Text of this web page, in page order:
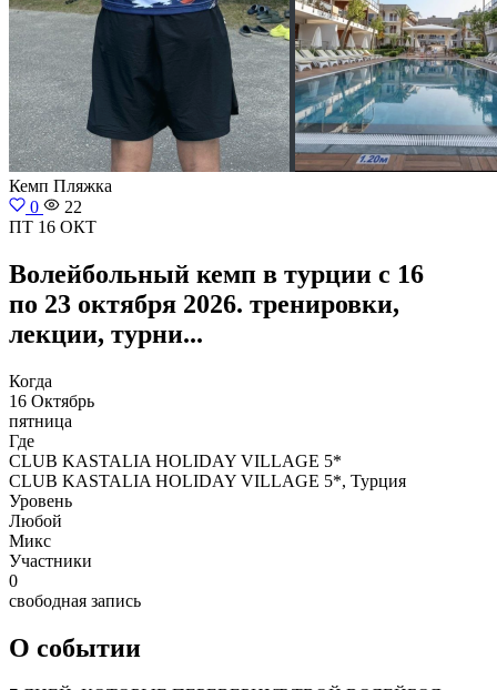
Кемп Пляжка
0
22
ПТ 16 ОКТ
Волейбольный кемп в турции с 16
по 23 октября 2026. тренировки,
лекции, турни...
Когда
16 Октябрь
пятница
Где
CLUB KASTALIA HOLIDAY VILLAGE 5*
CLUB KASTALIA HOLIDAY VILLAGE 5*, Турция
Уровень
Любой
Микс
Участники
0
свободная запись
О событии